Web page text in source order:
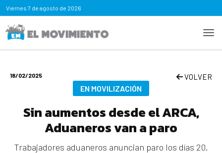
Viernes 7 de agosto de 2026
18/02/2025 VOLVER
EN MOVILIZACIÓN
Sin aumentos desde el ARCA,
Aduaneros van a paro
Trabajadores aduaneros anuncian paro los días 20,